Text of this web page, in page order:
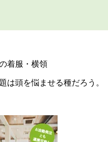
着服・横領
は頭を悩ませる種だろう。